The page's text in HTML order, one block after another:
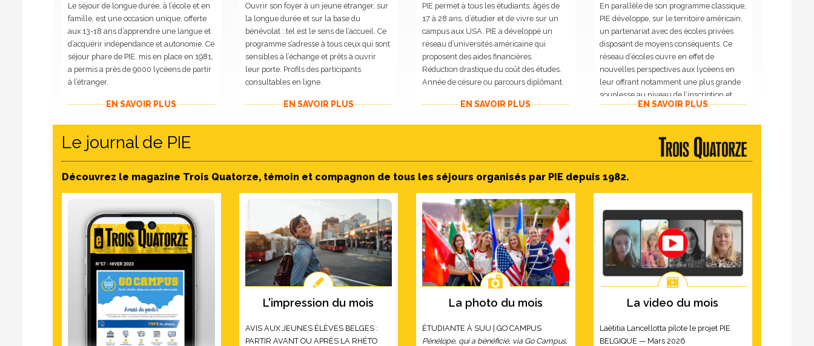
Le séjour de longue durée, à l’école et en
famille, est une occasion unique, offerte
aux 13-18 ans d’apprendre une langue et
d’acquérir indépendance et autonomie. Ce
séjour phare de PIE, mis en place en 1981,
a permis a près de 9000 lycéens de partir
à l’étranger.
EN SAVOIR PLUS
Ouvrir son foyer à un jeune étranger, sur
la longue durée et sur la base du
bénévolat : tel est le sens de l’accueil. Ce
programme s’adresse à tous ceux qui sont
sensibles à l’échange et prêts à ouvrir
leur porte. Profils des participants
consultables en ligne.
EN SAVOIR PLUS
PIE permet à tous les étudiants, âgés de
17 à 28 ans, d’étudier et de vivre sur un
campus aux USA. PIE a développé un
réseau d’universités américaine qui
proposent des aides financières.
Réduction drastique du coût des études.
Année de césure ou parcours diplômant.
EN SAVOIR PLUS
En parallèle de son programme classique,
PIE développe, sur le territoire américain,
un partenariat avec des écoles privées
disposant de moyens conséquents. Ce
réseau d’écoles ouvre en effet de
nouvelles perspectives aux lycéens en
leur offrant notamment une plus grande
souplesse au niveau de l’inscription et
une offre de qualité en matière de
EN SAVOIR PLUS
Le journal de PIE
Découvrez le magazine Trois Quatorze, témoin et compagnon de tous les séjours organisés par PIE depuis 1982.
L'impression du mois
AVIS AUX JEUNES ÉLÈVES BELGES :
PARTIR AVANT OU APRÈS LA RHÉTO
La photo du mois
ÉTUDIANTE À SUU | GO CAMPUS
Pénélope, qui a bénéficié, via Go Campus,
La video du mois
Laëtitia Lancellotta pilote le projet PIE
BELGIQUE — Mars 2026